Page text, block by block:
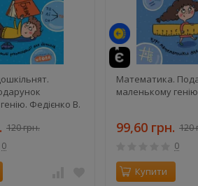
Федієнко В.
120 грн.
0
Математика.
маленькому
99,60 грн. 120
0
Купити